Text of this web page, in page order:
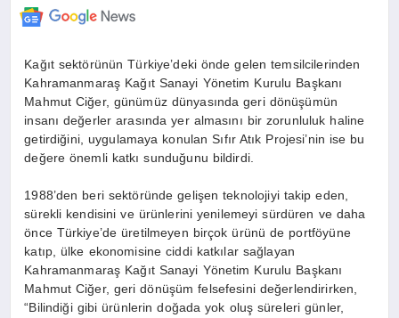
Kağıt sektörünün Türkiye’deki önde gelen temsilcilerinden
Kahramanmaraş Kağıt Sanayi Yönetim Kurulu Başkanı
Mahmut Ciğer, günümüz dünyasında geri dönüşümün
insanı değerler arasında yer almasını bir zorunluluk haline
getirdiğini, uygulamaya konulan Sıfır Atık Projesi’nin ise bu
değere önemli katkı sunduğunu bildirdi.
1988’den beri sektöründe gelişen teknolojiyi takip eden,
sürekli kendisini ve ürünlerini yenilemeyi sürdüren ve daha
önce Türkiye’de üretilmeyen birçok ürünü de portföyüne
katıp, ülke ekonomisine ciddi katkılar sağlayan
Kahramanmaraş Kağıt Sanayi Yönetim Kurulu Başkanı
Mahmut Ciğer, geri dönüşüm felsefesini değerlendirirken,
“Bilindiği gibi ürünlerin doğada yok oluş süreleri günler,